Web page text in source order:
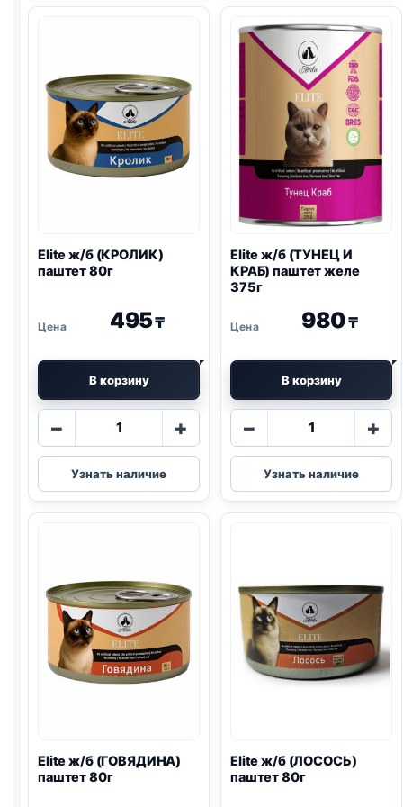
И
ТУНЕЦ)
желе
80г
Elite ж/б (КРОЛИК)
паштет 80г
495₸
В корзину
−
Количество
Elite
ж/
б
+
Узнать наличие
Elite ж/б (ТУНЕЦ И
КРАБ) паштет желе
375г
980₸
В корзину
−
Количество
Elite
ж/
б
паштет
желе
375г
+
Узнать наличие
Elite ж/б (ГОВЯДИНА)
паштет 80г
Elite ж/б (ЛОСОСЬ)
паштет 80г